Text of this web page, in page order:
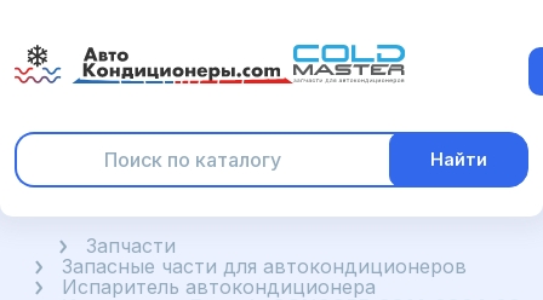
Найти
ГлавнаяЗапчасти
Запасные части для автокондиционеров
Испаритель автокондиционера